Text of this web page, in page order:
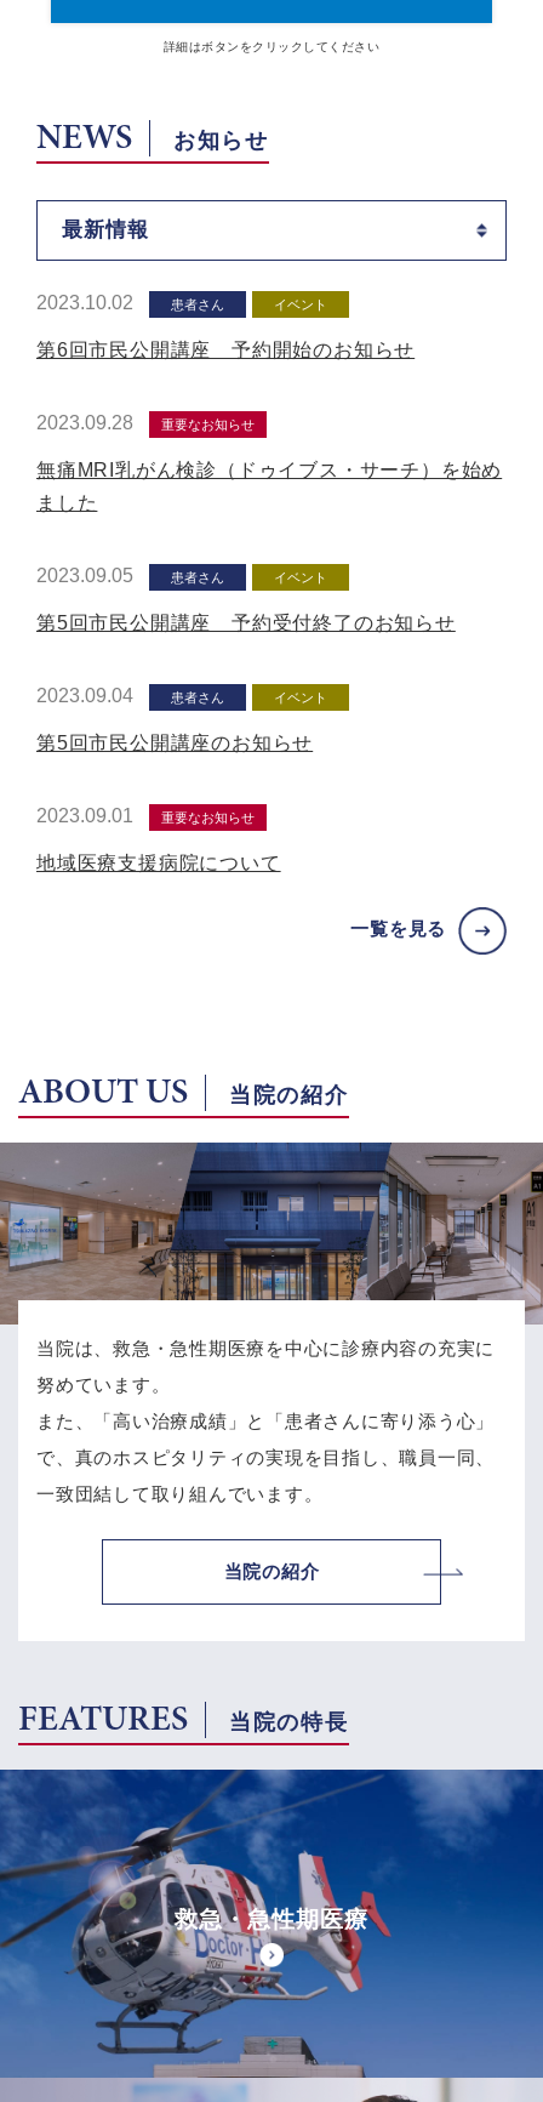
詳細はボタン をクリックしてください
NEWS お知らせ
最新情報
2023.10.02 患者さん イベント
第6回市民公開講座 予約開始のお知らせ
2023.09.28 重要なお知らせ
無痛MRI乳がん検診（ドゥイブス・サーチ）を始め
ました
2023.09.05 患者さん イベント
第5回市民公開講座 予約受付終了のお知らせ
2023.09.04 患者さん イベント
第5回市民公開講座のお知らせ
2023.09.01 重要なお知らせ
地域医療支援病院について
一覧を見る
ABOUT US 当院の紹介
当院は、救急・急性期医療を中心に診療内容の充実に
努めています。
また、「高い治療成績」と「患者さんに寄り添う心」
で、 真のホスピタリティの実現を目指し、職員一同、
一致団結して取り組んでいます。
当院の紹介
FEATURES 当院の特長
救急・急性期医療